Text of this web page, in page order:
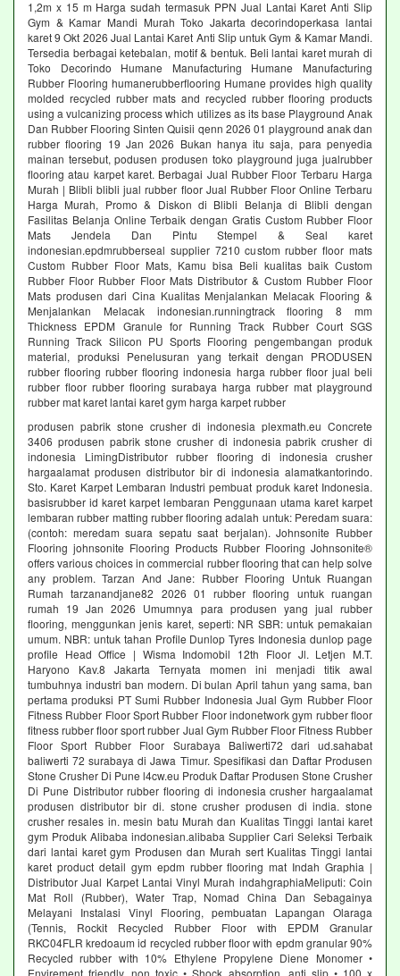
1,2m x 15 m Harga sudah termasuk PPN Jual Lantai Karet Anti Slip
Gym & Kamar Mandi Murah Toko Jakarta decorindoperkasa lantai
karet 9 Okt 2026 Jual Lantai Karet Anti Slip untuk Gym & Kamar Mandi.
Tersedia berbagai ketebalan, motif & bentuk. Beli lantai karet murah di
Toko Decorindo Humane Manufacturing Humane Manufacturing
Rubber Flooring humanerubberflooring Humane provides high quality
molded recycled rubber mats and recycled rubber flooring products
using a vulcanizing process which utilizes as its base Playground Anak
Dan Rubber Flooring Sinten Quisii qenn 2026 01 playground anak dan
rubber flooring 19 Jan 2026 Bukan hanya itu saja, para penyedia
mainan tersebut, podusen produsen toko playground juga jualrubber
flooring atau karpet karet. Berbagai Jual Rubber Floor Terbaru Harga
Murah | Blibli blibli jual rubber floor Jual Rubber Floor Online Terbaru
Harga Murah, Promo & Diskon di Blibli Belanja di Blibli dengan
Fasilitas Belanja Online Terbaik dengan Gratis Custom Rubber Floor
Mats Jendela Dan Pintu Stempel & Seal karet
indonesian.epdmrubberseal supplier 7210 custom rubber floor mats
Custom Rubber Floor Mats, Kamu bisa Beli kualitas baik Custom
Rubber Floor Rubber Floor Mats Distributor & Custom Rubber Floor
Mats produsen dari Cina Kualitas Menjalankan Melacak Flooring &
Menjalankan Melacak indonesian.runningtrack flooring 8 mm
Thickness EPDM Granule for Running Track Rubber Court SGS
Running Track Silicon PU Sports Flooring pengembangan produk
material, produksi Penelusuran yang terkait dengan PRODUSEN
rubber flooring rubber flooring indonesia harga rubber floor jual beli
rubber floor rubber flooring surabaya harga rubber mat playground
rubber mat karet lantai karet gym harga karpet rubber
produsen pabrik stone crusher di indonesia plexmath.eu Concrete
3406 produsen pabrik stone crusher di indonesia pabrik crusher di
indonesia LimingDistributor rubber flooring di indonesia crusher
hargaalamat produsen distributor bir di indonesia alamatkantorindo.
Sto. Karet Karpet Lembaran Industri pembuat produk karet Indonesia.
basisrubber id karet karpet lembaran Penggunaan utama karet karpet
lembaran rubber matting rubber flooring adalah untuk: Peredam suara:
(contoh: meredam suara sepatu saat berjalan). Johnsonite Rubber
Flooring johnsonite Flooring Products Rubber Flooring Johnsonite®
offers various choices in commercial rubber flooring that can help solve
any problem. Tarzan And Jane: Rubber Flooring Untuk Ruangan
Rumah tarzanandjane82 2026 01 rubber flooring untuk ruangan
rumah 19 Jan 2026 Umumnya para produsen yang jual rubber
flooring, menggunkan jenis karet, seperti: NR SBR: untuk pemakaian
umum. NBR: untuk tahan Profile Dunlop Tyres Indonesia dunlop page
profile Head Office | Wisma Indomobil 12th Floor Jl. Letjen M.T.
Haryono Kav.8 Jakarta Ternyata momen ini menjadi titik awal
tumbuhnya industri ban modern. Di bulan April tahun yang sama, ban
pertama produksi PT Sumi Rubber Indonesia Jual Gym Rubber Floor
Fitness Rubber Floor Sport Rubber Floor indonetwork gym rubber floor
fitness rubber floor sport rubber Jual Gym Rubber Floor Fitness Rubber
Floor Sport Rubber Floor Surabaya Baliwerti72 dari ud.sahabat
baliwerti 72 surabaya di Jawa Timur. Spesifikasi dan Daftar Produsen
Stone Crusher Di Pune l4cw.eu Produk Daftar Produsen Stone Crusher
Di Pune Distributor rubber flooring di indonesia crusher hargaalamat
produsen distributor bir di. stone crusher produsen di india. stone
crusher resales in. mesin batu Murah dan Kualitas Tinggi lantai karet
gym Produk Alibaba indonesian.alibaba Supplier Cari Seleksi Terbaik
dari lantai karet gym Produsen dan Murah sert Kualitas Tinggi lantai
karet product detail gym epdm rubber flooring mat Indah Graphia |
Distributor Jual Karpet Lantai Vinyl Murah indahgraphiaMeliputi: Coin
Mat Roll (Rubber), Water Trap, Nomad China Dan Sebagainya
Melayani Instalasi Vinyl Flooring, pembuatan Lapangan Olaraga
(Tennis, Rockit Recycled Rubber Floor with EPDM Granular
RKC04FLR kredoaum id recycled rubber floor with epdm granular 90%
Recycled rubber with 10% Ethylene Propylene Diene Monomer •